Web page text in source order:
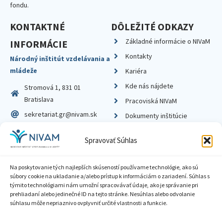
Spravovať Súhlas
Na poskytovanie tých najlepších skúseností používame technológie, ako sú
súbory cookie na ukladanie a/alebo prístup k informáciám o zariadení. Súhlas s
týmito technológiami nám umožní spracovávať údaje, ako je správanie pri
prehliadaní alebo jedinečné ID na tejto stránke. Nesúhlas alebo odvolanie
súhlasu môže nepriaznivo ovplyvniť určité vlastnosti a funkcie.
fondu.
KONTAKTNÉ
INFORMÁCIE
Národný inštitút vzdelávania a
mládeže
Stromová 1, 831 01
Bratislava
sekretariat.gr@nivam.sk
IČO: 00164348
DIČ: 2020798714
DÔLEŽITÉ ODKAZY
Základné informácie o NIVaM
Kontakty
Kariéra
Kde nás nájdete
Pracoviská NIVaM
Dokumenty inštitúcie
Zásady ochrany súkromia